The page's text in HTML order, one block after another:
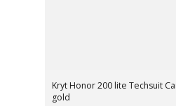
Kryt Honor 200 lite Techsuit
gold